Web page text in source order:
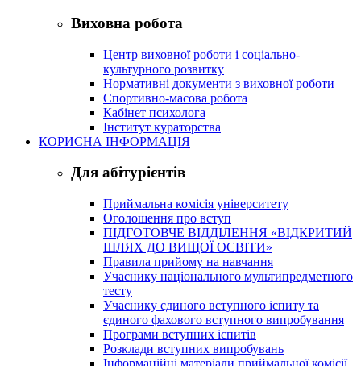
Виховна робота
Центр виховної роботи і соціально-
культурного розвитку
Нормативні документи з виховної роботи
Спортивно-масова робота
Кабінет психолога
Інститут кураторства
КОРИСНА ІНФОРМАЦІЯ
Для абітурієнтів
Приймальна комісія університету
Оголошення про вступ
ПІДГОТОВЧЕ ВІДДІЛЕННЯ «ВІДКРИТИЙ
ШЛЯХ ДО ВИЩОЇ ОСВІТИ»
Правила прийому на навчання
Учаснику національного мультипредметного
тесту
Учаснику єдиного вступного іспиту та
єдиного фахового вступного випробування
Програми вступних іспитів
Розклади вступних випробувань
Інформаційні матеріали приймальної комісії